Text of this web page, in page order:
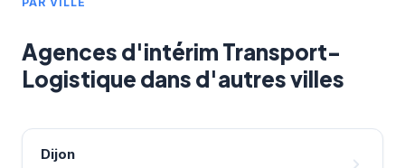
Agences d'intérim Transport-
Logistique dans d'autres villes
Dijon